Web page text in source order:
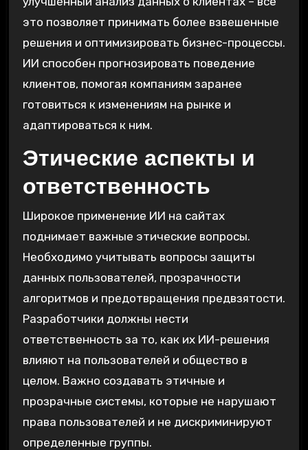
это позволяет принимать более взвешенные
решения и оптимизировать бизнес-процессы.
ИИ способен прогнозировать поведение
клиентов, помогая компаниям заранее
готовиться к изменениям на рынке и
адаптироваться к ним.
Этические аспекты и
ответственность
Широкое применение ИИ на сайтах
поднимает важные этические вопросы.
Необходимо учитывать вопросы защиты
данных пользователей, прозрачности
алгоритмов и предотвращения предвзятости.
Разработчики должны нести
ответственность за то, как их ИИ-решения
влияют на пользователей и общество в
целом. Важно создавать этичные и
прозрачные системы, которые не нарушают
права пользователей и не дискриминируют
определенные группы.